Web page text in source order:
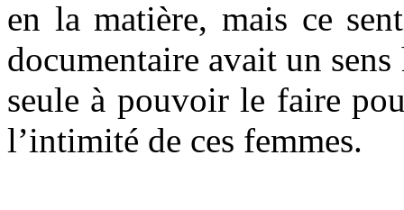
en la matière, mais ce
documentaire avait un
seule à pouvoir le faire
l’intimité de ces femmes.